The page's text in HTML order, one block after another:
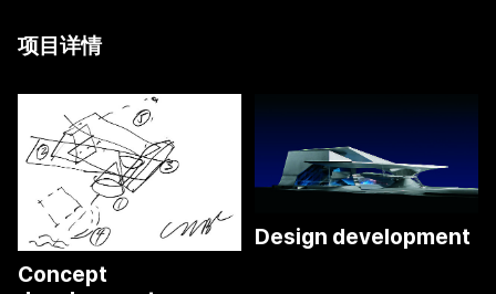
项目详情
Concept
Sketch by Wolf dPrix
Design development
Markus Pillhofer